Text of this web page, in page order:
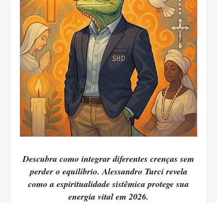
Descubra como integrar diferentes crenças sem
perder o equilíbrio. Alessandro Turci revela
como a espiritualidade sistêmica protege sua
energia vital em 2026.